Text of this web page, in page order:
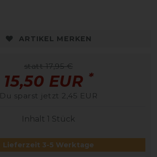
ARTIKEL MERKEN
statt 17,95 €
15,50 EUR *
Du sparst jetzt 2,45 EUR
Inhalt 1 Stück
Lieferzeit 3-5 Werktage